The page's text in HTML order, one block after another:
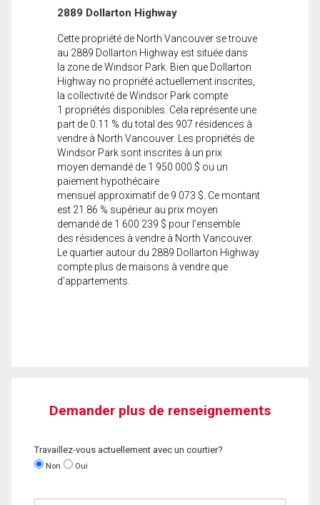
2889 Dollarton Highway
Cette propriété de North Vancouver se trouve
au 2889 Dollarton Highway est située dans
la zone de Windsor Park. Bien que Dollarton
Highway no propriété actuellement inscrites,
la collectivité de Windsor Park compte
1 propriétés disponibles. Cela représente une
part de 0.11 % du total des 907 résidences à
vendre à North Vancouver. Les propriétés de
Windsor Park sont inscrites à un prix
moyen demandé de 1 950 000 $ ou un
paiement hypothécaire
mensuel approximatif de 9 073 $. Ce montant
est 21.86 % supérieur au prix moyen
demandé de 1 600 239 $ pour l’ensemble
des résidences à vendre à North Vancouver.
Le quartier autour du 2889 Dollarton Highway
compte plus de maisons à vendre que
d'appartements.
Demander plus de renseignements
Travaillez-vous actuellement avec un courtier?
Non Oui